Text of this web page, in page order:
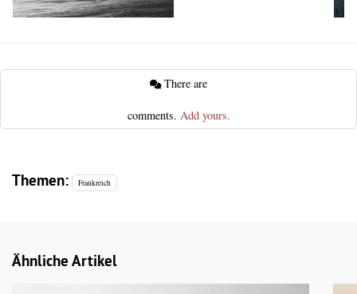
comments. Add yours.
Themen: Frankreich
Ähnliche Artikel